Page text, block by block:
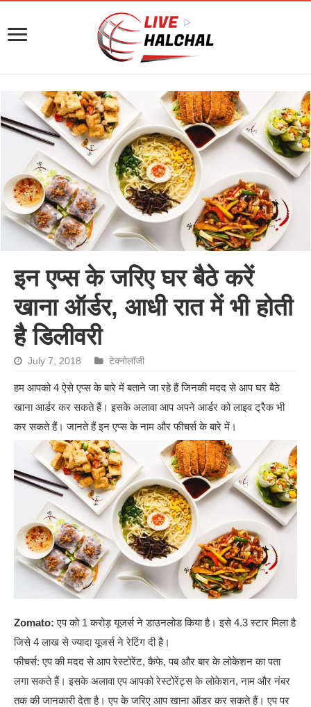
इन एप्स के जरिए घर बैठे करें
खाना ऑर्डर, आधी रात में भी होती
है डिलीवरी
July 7, 2018 टेक्नोलॉजी
हम आपको 4 ऐसे एप्स के बारे में बताने जा रहे हैं जिनकी मदद से आप घर बैठे
खाना आर्डर कर सकते हैं। इसके अलावा आप अपने आर्डर को लाइव ट्रैक भी
कर सकते हैं। जानते हैं इन एप्स के नाम और फीचर्स के बारे में।
Zomato: एप को 1 करोड़ यूजर्स ने डाउनलोड किया है। इसे 4.3 स्टार मिला है
जिसे 4 लाख से ज्यादा यूजर्स ने रेटिंग दी है।
फीचर्स: एप की मदद से आप रेस्टोरेंट, कैफे, पब और बार के लोकेशन का पता
लगा सकते हैं। इसके अलावा एप आपको रेस्टोरेंट्स के लोकेशन, नाम और नंबर
तक की जानकारी देता है। एप के जरिए आप खाना ऑडर कर सकते हैं। एप पर